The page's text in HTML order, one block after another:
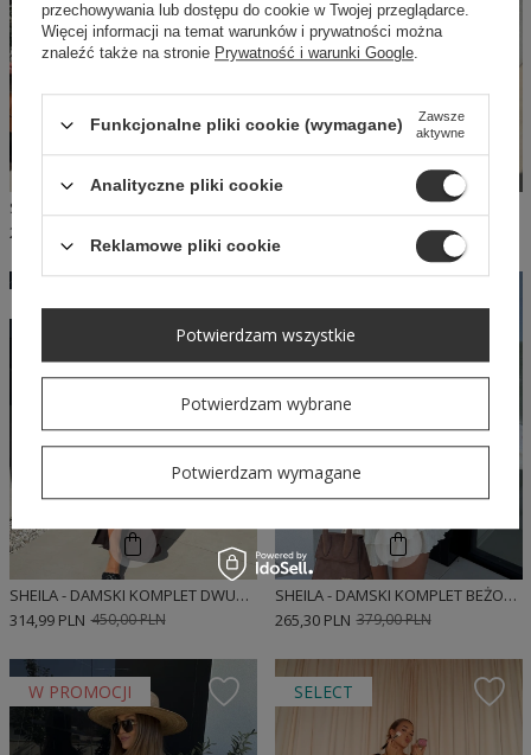
259,00 PLN 420,00 PLN
W PROMOCJI
SHEILA - DAMSKI KOMPLET DWUCZĘŚCIOWY BRĄZOWY KLASYCZNY 'SANTENE BROWN'
450,00 PLN
314,99 PLN
W PROMOCJI
SHEILA - DAMSKI KOMPLET BEŻOWY 'DINA BEIGE'
379,00 PLN
265,30 PLN
W PROMOCJI SELECT
przechowywania lub dostępu do cookie w Twojej przeglądarce.
Więcej informacji na temat warunków i prywatności można
znaleźć także na stronie Prywatność i warunki Google.
Funkcjonalne pliki cookie (wymagane)
Zawsze
aktywne
Analityczne pliki cookie
Reklamowe pliki cookie
Potwierdzam wybrane
Potwierdzam wymagane
Potwierdzam wszystkie